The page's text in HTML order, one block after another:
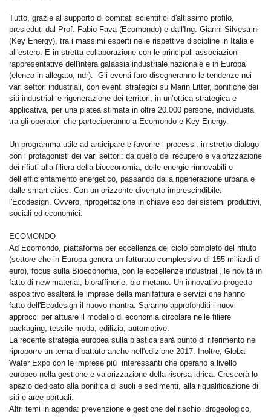
Tutto, grazie al supporto di comitati scientifici d'altissimo profilo,
presieduti dal Prof. Fabio Fava (Ecomondo) e dall'Ing. Gianni Silvestrini
(Key Energy), tra i massimi esperti nelle rispettive discipline in Italia e
all'estero. E in stretta collaborazione con le principali associazioni
rappresentative dell'intera galassia industriale nazionale e in Europa
(elenco in allegato, ndr). Gli eventi faro disegneranno le tendenze nei
vari settori industriali, con eventi strategici su Marin Litter, bonifiche dei
siti industriali e rigenerazione dei territori, in un’ottica strategica e
applicativa, per una platea stimata in oltre 20.000 persone, individuata
tra gli operatori che parteciperanno a Ecomondo e Key Energy.
Un programma utile ad anticipare e favorire i processi, in stretto dialogo
con i protagonisti dei vari settori: da quello del recupero e valorizzazione
dei rifiuti alla filiera della bioeconomia, delle energie rinnovabili e
dell’efficientamento energetico, passando dalla rigenerazione urbana e
dalle smart cities. Con un orizzonte divenuto imprescindibile:
l'Ecodesign. Ovvero, riprogettazione in chiave eco dei sistemi produttivi,
sociali ed economici.
ECOMONDO
Ad Ecomondo, piattaforma per eccellenza del ciclo completo del rifiuto
(settore che in Europa genera un fatturato complessivo di 155 miliardi di
euro), focus sulla Bioeconomia, con le eccellenze industriali, le novità in
fatto di new material, bioraffinerie, bio metano. Un innovativo progetto
espositivo esalterà le imprese della manifattura e servizi che hanno
fatto dell'Ecodesign il nuovo mantra. Saranno approfonditi i nuovi
approcci per attuare il modello di economia circolare nelle filiere
packaging, tessile-moda, edilizia, automotive.
La recente strategia europea sulla plastica sarà punto di riferimento nel
riproporre un tema dibattuto anche nell'edizione 2017. Inoltre, Global
Water Expo con le imprese più interessanti che operano a livello
europeo nella gestione e valorizzazione della risorsa idrica. Crescerà lo
spazio dedicato alla bonifica di suoli e sedimenti, alla riqualificazione di
siti e aree portuali.
Altri temi in agenda: prevenzione e gestione del rischio idrogeologico,